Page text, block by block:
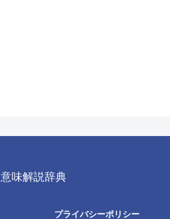
意味解説辞典
プライバシーポリシー